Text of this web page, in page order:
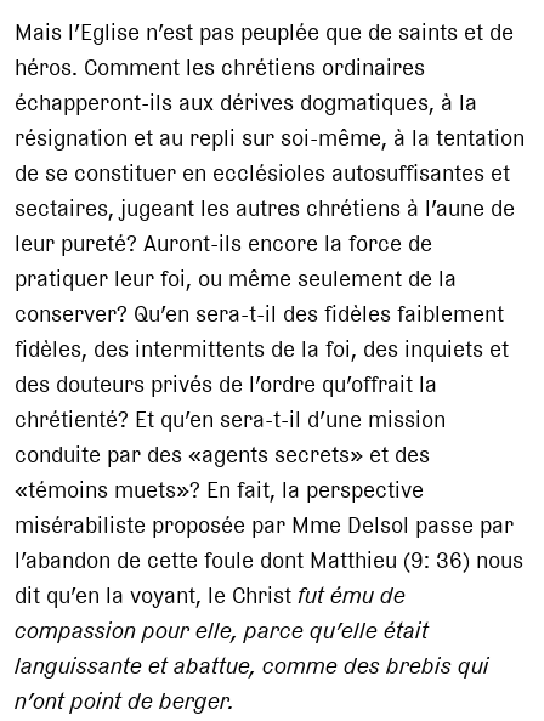
Mais l’Eglise n’est pas peuplée que de saints et de
héros. Comment les chrétiens ordinaires
échapperont-ils aux dérives dogmatiques, à la
résignation et au repli sur soi-même, à la tentation
de se constituer en ecclésioles autosuffisantes et
sectaires, jugeant les autres chrétiens à l’aune de
leur pureté? Auront-ils encore la force de
pratiquer leur foi, ou même seulement de la
conserver? Qu’en sera-t-il des fidèles faiblement
fidèles, des intermittents de la foi, des inquiets et
des douteurs privés de l’ordre qu’offrait la
chrétienté? Et qu’en sera-t-il d’une mission
conduite par des «agents secrets» et des
«témoins muets»? En fait, la perspective
misérabiliste proposée par Mme Delsol passe par
l’abandon de cette foule dont Matthieu (9: 36) nous
dit qu’en la voyant, le Christfut ému de
compassion pour elle, parce qu’elle était
languissante et abattue, comme des brebis qui
n’ont point de berger.